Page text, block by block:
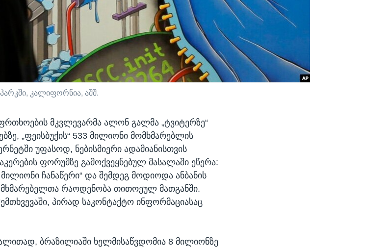
კალიფორნია, აშშ.
მკვლევარმა ალონ გალმა „ტვიტერზე“
„ფეისბუქის“ 533 მილიონი მომხმარებლის
უფასოდ, ნებისმიერი ადამიანისთვის
ფორუმზე გამოქვეყნებულ მასალაში ეწერა:
მილიონი ჩანაწერი“ და შემდეგ მოდიოდა ანბანის
რაოდენობა თითოეულ მათგანში.
პირად საკონტაქტო ინფორმაციასაც
ბრაზილიაში ხელმისაწვდომია 8 მილიონზე